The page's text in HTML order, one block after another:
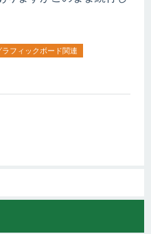
ラフィックボード関連